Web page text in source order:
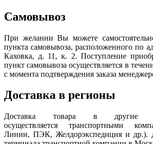
Самовывоз
При желании Вы можете
пункта самовывоза, расположенного по
Каховка, д. 11, к. 2. Поступление
пункт самовывоза осуществляется в
с момента подтверждения заказа
Доставка в регионы
Доставка товара в другие
осуществляется транспортными
Линии, ПЭК, Желдорэкспедиция и др.).